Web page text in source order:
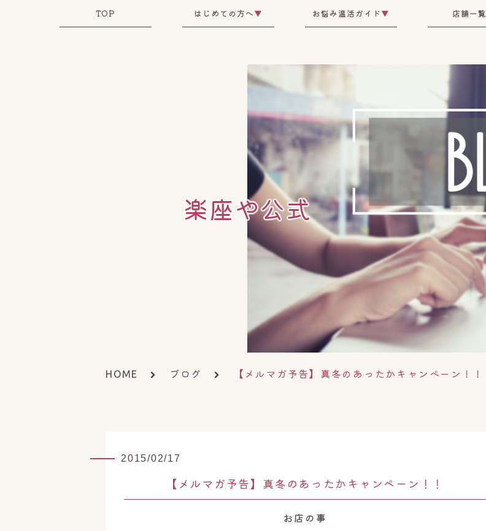
TOP はじめての方へ▼ お悩み温活ガイド▼ 店舗一覧
楽座や公式
HOME ブログ 【メルマガ予告】真冬のあったかキャンペーン！！
2015/02/17
【メルマガ予告】真冬のあったかキャンペーン！！
お店の事